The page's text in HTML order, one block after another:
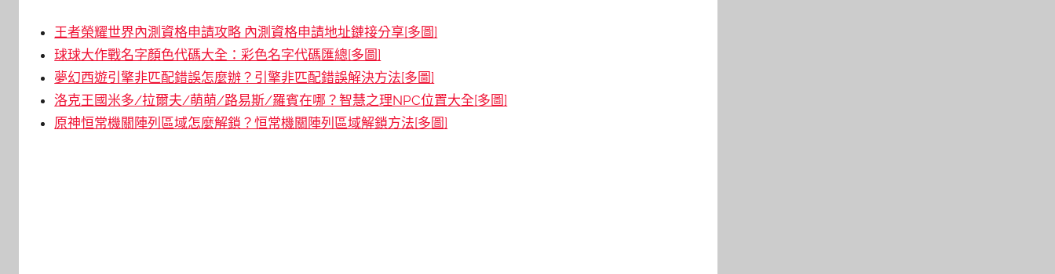
王者榮耀世界內測資格申請攻略 內測資格申請地址鏈接分享[多圖]
球球大作戰名字顏色代碼大全：彩色名字代碼匯總[多圖]
夢幻西遊引擎非匹配錯誤怎麼辦？引擎非匹配錯誤解決方法[多圖]
洛克王國米多/拉爾夫/萌萌/路易斯/羅賓在哪？智慧之理NPC位置大全[多圖]
原神恒常機關陣列區域怎麼解鎖？恒常機關陣列區域解鎖方法[多圖]